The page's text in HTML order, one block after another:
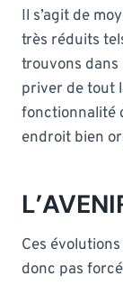
Il s’agit de
très réduits
trouvons dans
priver de tout
fonctionnalité
endroit bien
Ces
donc pas